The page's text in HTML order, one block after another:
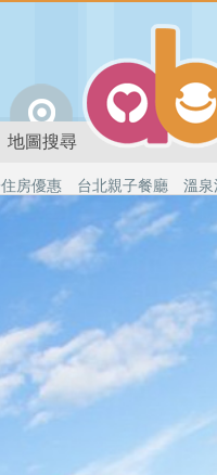
地圖搜尋
房優惠 台北親子餐廳 溫泉